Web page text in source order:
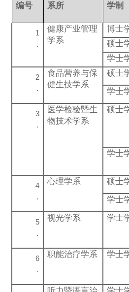
编号 系所 学制
健康产业管理
学系
博士
硕士
学士
食品营养与保
健生技学系
硕士
学士
医学检验暨生
物技术学系
硕士
学士
心理学系 硕士
学士
视光学系
学士
职能治疗学系 学士